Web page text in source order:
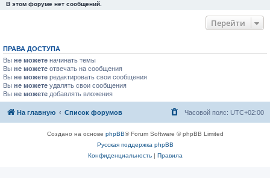
В этом форуме нет сообщений.
Перейти
ПРАВА ДОСТУПА
Вы не можете начинать темы
Вы не можете отвечать на сообщения
Вы не можете редактировать свои сообщения
Вы не можете удалять свои сообщения
Вы не можете добавлять вложения
На главную Список форумов Часовой пояс: UTC+02:00
Создано на основе phpBB® Forum Software © phpBB Limited
Русская поддержка phpBB
Конфиденциальность| Правила